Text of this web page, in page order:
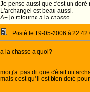
Je pense aussi que c'est un doré
L'archangel est beau aussi.
A+ je retourne a la chasse...
Posté le 19-05-2006 à
a la chasse a quoi?
moi j'ai pas dit que c'était un
mais c'est qu' il est bien doré